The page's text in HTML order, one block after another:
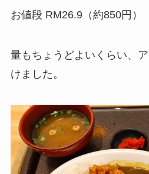
お値段 RM26.9（約850円）
量もちょうどよいくらい、
けました。